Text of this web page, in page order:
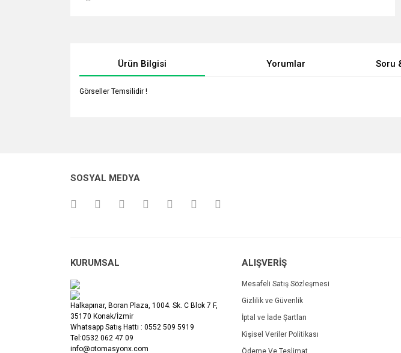
Ürün Bilgisi Yorumlar Soru
Görseller Temsilidir !
Ürün açıklamasında eksik bilgiler bulunuyor.
SOSYAL MEDYA
KURUMSAL
Halkapınar, Boran Plaza, 1004. Sk. C Blok 7 F,
35170 Konak/İzmir
Whatsapp Satış Hattı : 0552 509 5919
Tel:0532 062 47 09
info@otomasyonx.com
ALIŞVERİŞ
Mesafeli Satış Sözleşmesi
Gizlilik ve Güvenlik
İptal ve İade Şartları
Kişisel Veriler Politikası
Ödeme Ve Teslimat